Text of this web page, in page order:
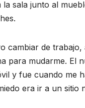
sala junto al
cambiar de trabajo,
para mudarme. El
y fue cuando me
era ir a un sitio